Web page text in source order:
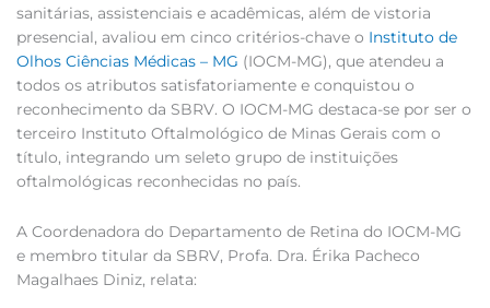
sanitárias, assistenciais e acadêmicas, além de vistoria
presencial, avaliou em cinco critérios-chave o Instituto de
Olhos Ciências Médicas – MG (IOCM-MG), que atendeu a
todos os atributos satisfatoriamente e conquistou o
reconhecimento da SBRV. O IOCM-MG destaca-se por ser o
terceiro Instituto Oftalmológico de Minas Gerais com o
título, integrando um seleto grupo de instituições
oftalmológicas reconhecidas no país.
A Coordenadora do Departamento de Retina do IOCM-MG
e membro titular da SBRV, Profa. Dra. Érika Pacheco
Magalhaes Diniz, relata: